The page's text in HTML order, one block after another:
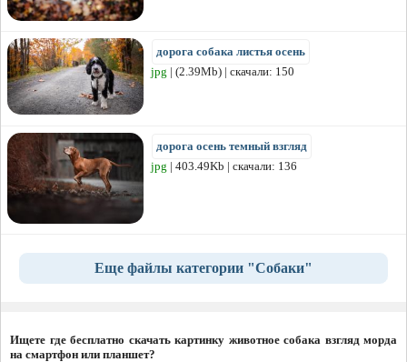
дорога собака листья осень
jpg | (2.39Mb) | скачали: 150
дорога осень темный взгляд
jpg | 403.49Kb | скачали: 136
Еще файлы категории "Собаки"
Ищете где бесплатно скачать картинку животное собака взгляд морда
на смартфон или планшет?